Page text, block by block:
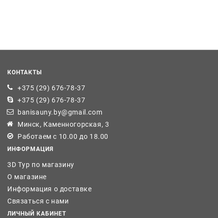
КОНТАКТЫ
+375 (29) 676-78-37
+375 (29) 676-78-37
banisauny.by@gmail.com
Минск, Каменногорская, 3
Работаем с 10.00 до 18.00
ИНФОРМАЦИЯ
3D Тур по магазину
О магазине
Информация о доставке
Связаться с нами
ЛИЧНЫЙ КАБИНЕТ